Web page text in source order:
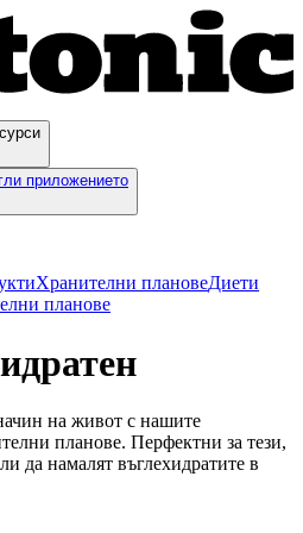
приложението
Хранителни плановеДиети
планове
на живот с нашите
планове. Перфектни за тези,
да намалят въглехидратите в